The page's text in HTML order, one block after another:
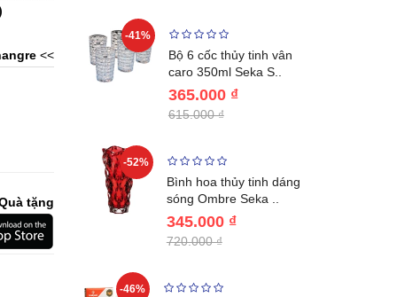
<<
tặng
vùng cổ,
Nhật..
-41%
Bộ 6 cốc thủy tinh vân
caro 350ml Seka S..
365.000 ₫
615.000 ₫
-52%
Bình hoa thủy tinh dáng
sóng Ombre Seka ..
345.000 ₫
720.000 ₫
-46%